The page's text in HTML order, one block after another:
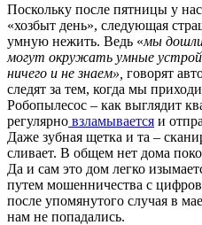
Поскольку после пятницы у нас
«хозбыт день», следующая
умную нежить. Ведь «мы
могут окружать умные
ничего и не знаем», говорят
следят за тем, когда мы
Робопылесос – как выглядит
регулярно взламывается и
Даже зубная щетка и та –
сливает. В общем нет дома
Да и сам это дом легко
путем мошенничества с
после упомянутого случая в
нам не попадались.